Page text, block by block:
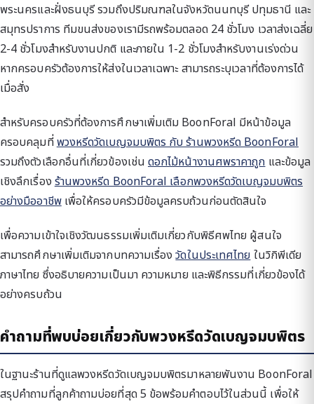
พระนครและฝั่งธนบุรี รวมถึงปริมณฑลในจังหวัดนนทบุรี ปทุมธานี และ
สมุทรปราการ ทีมขนส่งของเรามีรถพร้อมตลอด 24 ชั่วโมง เวลาส่งเฉลี่ย
2-4 ชั่วโมงสำหรับงานปกติ และภายใน 1-2 ชั่วโมงสำหรับงานเร่งด่วน
หากครอบครัวต้องการให้ส่งในเวลาเฉพาะ สามารถระบุเวลาที่ต้องการได้
เมื่อสั่ง
สำหรับครอบครัวที่ต้องการศึกษาเพิ่มเติม BoonForal มีหน้าข้อมูล
ครอบคลุมที่พวงหรีดวัดเบญจมบพิตร กับ ร้านพวงหรีด BoonForal
รวมถึงตัวเลือกอื่นที่เกี่ยวข้องเช่น ดอกไม้หน้างานศพราคาถูกและข้อมูล
เชิงลึกเรื่องร้านพวงหรีด BoonForal เลือกพวงหรีดวัดเบญจมบพิตร
อย่างมืออาชีพเพื่อให้ครอบครัวมีข้อมูลครบถ้วนก่อนตัดสินใจ
เพื่อความเข้าใจเชิงวัฒนธรรมเพิ่มเติมเกี่ยวกับพิธีศพไทย ผู้สนใจ
สามารถศึกษาเพิ่มเติมจากบทความเรื่องวัดในประเทศไทยในวิกิพีเดีย
ภาษาไทย ซึ่งอธิบายความเป็นมา ความหมาย และพิธีกรรมที่เกี่ยวข้องได้
อย่างครบถ้วน
คำถามที่พบบ่อยเกี่ยวกับพวงหรีดวัดเบญจมบพิตร
ในฐานะร้านที่ดูแลพวงหรีดวัดเบญจมบพิตรมาหลายพันงาน BoonForal
สรุปคำถามที่ลูกค้าถามบ่อยที่สุด 5 ข้อพร้อมคำตอบไว้ในส่วนนี้ เพื่อให้